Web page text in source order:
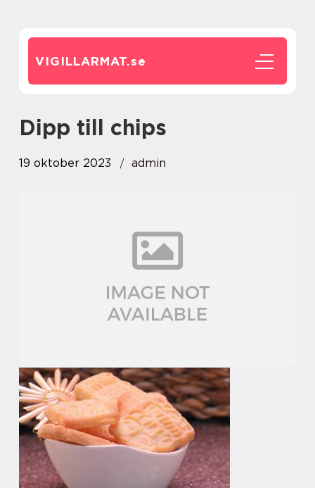
VIGILLARMAT.se
dipp till chips
19 oktober 2023 admin